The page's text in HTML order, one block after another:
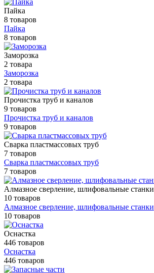
Пайка
8 товаров
Пайка
8 товаров
Заморозка
2 товара
Заморозка
2 товара
Прочистка труб и каналов
9 товаров
Прочистка труб и каналов
9 товаров
Сварка пластмассовых труб
7 товаров
Сварка пластмассовых труб
7 товаров
Алмазное сверление, шлифовальные станки
10 товаров
Алмазное сверление, шлифовальные станки
10 товаров
Оснастка
446 товаров
Оснастка
446 товаров